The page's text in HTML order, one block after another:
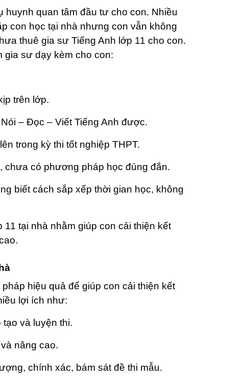
huynh quan tâm đầu tư cho con. Nhiều
con học tại nhà nhưng con vẫn không
thuê gia sư Tiếng Anh lớp 11 cho con.
gia sư dạy kèm cho con:
trên lớp.
– Đọc – Viết Tiếng Anh được.
trong kỳ thi tốt nghiệp THPT.
chưa có phương pháp học đúng đắn.
biết cách sắp xếp thời gian học, không
tại nhà nhằm giúp con cải thiện kết
hiệu quả để giúp con cải thiện kết
lợi ích như:
và luyện thi.
nâng cao.
chính xác, bám sát đề thi mẫu.